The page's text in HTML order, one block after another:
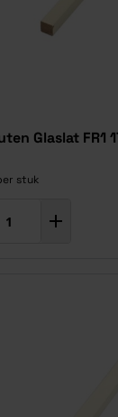
Glaslat FR1
stuk